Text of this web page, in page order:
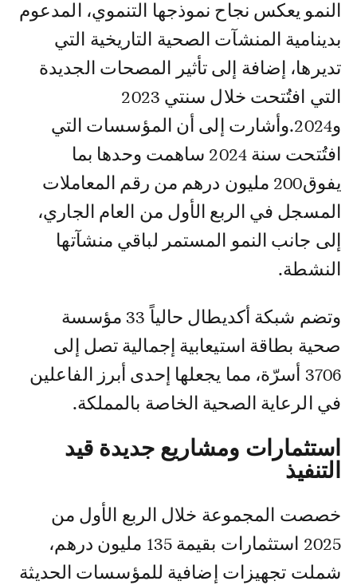
النمو يعكس نجاح نموذجها التنموي، المدعوم
بدينامية المنشآت الصحية التاريخية التي
تديرها، إضافة إلى تأثير المصحات الجديدة
التي افتُتحت خلال سنتي 2023
و2024.وأشارت إلى أن المؤسسات التي
افتُتحت سنة 2024 ساهمت وحدها بما
يفوق200 مليون درهم من رقم المعاملات
المسجل في الربع الأول من العام الجاري،
إلى جانب النمو المستمر لباقي منشآتها
النشطة.
وتضم شبكة أكديطال حالياً 33 مؤسسة
صحية بطاقة استيعابية إجمالية تصل إلى
3706 أسرّة، مما يجعلها إحدى أبرز الفاعلين
في الرعاية الصحية الخاصة بالمملكة.
استثمارات ومشاريع جديدة قيد
التنفيذ
خصصت المجموعة خلال الربع الأول من
2025 استثمارات بقيمة 135 مليون درهم،
شملت تجهيزات إضافية للمؤسسات الحديثة